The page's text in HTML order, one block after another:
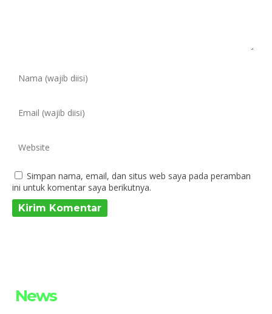
Simpan nama, email, dan situs web saya pada peramban
ini untuk komentar saya berikutnya.
News